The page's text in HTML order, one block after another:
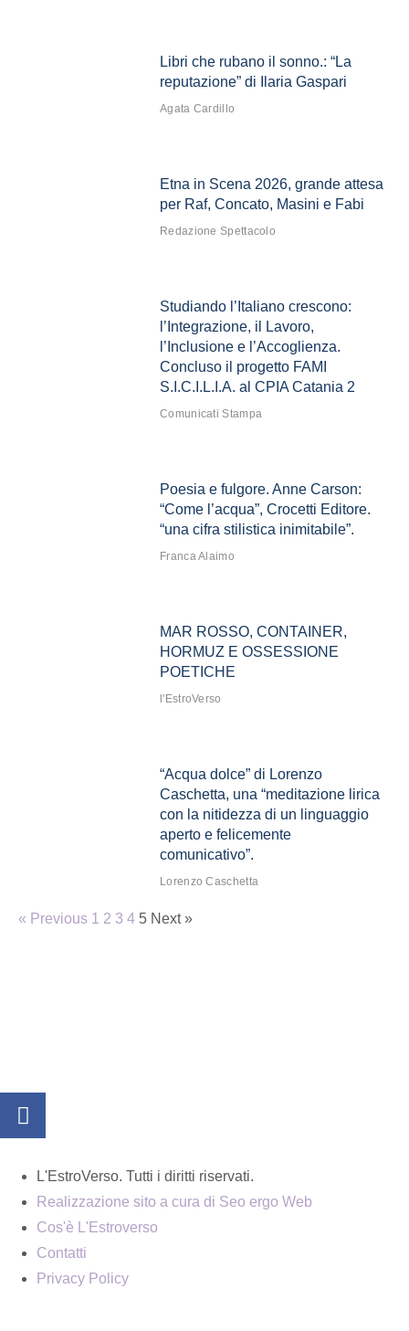
Libri che rubano il sonno.: “La
reputazione” di Ilaria Gaspari
Agata Cardillo
Etna in Scena 2026, grande attesa
per Raf, Concato, Masini e Fabi
Redazione Spettacolo
Studiando l’Italiano crescono:
l’Integrazione, il Lavoro,
l’Inclusione e l’Accoglienza.
Concluso il progetto FAMI
S.I.C.I.L.I.A. al CPIA Catania 2
Comunicati Stampa
Poesia e fulgore. Anne Carson:
“Come l’acqua”, Crocetti Editore.
“una cifra stilistica inimitabile”.
Franca Alaimo
MAR ROSSO, CONTAINER,
HORMUZ E OSSESSIONE
POETICHE
l'EstroVerso
“Acqua dolce” di Lorenzo
Caschetta, una “meditazione lirica
con la nitidezza di un linguaggio
aperto e felicemente
comunicativo”.
Lorenzo Caschetta
« Previous 1 2 3 4 5 Next »
L'EstroVerso. Tutti i diritti riservati.
Realizzazione sito a cura di Seo ergo Web
Cos'è L'Estroverso
Contatti
Privacy Policy